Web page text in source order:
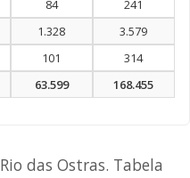
84
241
1.328
3.579
101
314
63.599 168.455
das Ostras. Tabela